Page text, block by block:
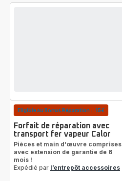
Eligible au Bonus Réparation : -15€
Forfait de réparation avec
transport fer vapeur Calor
Pièces et main d'œuvre comprises
avec extension de garantie de 6
mois !
Expédié par l’entrepôt accessoires